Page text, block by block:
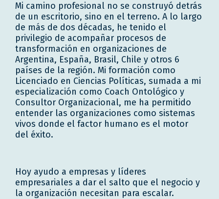
Mi camino profesional no se construyó detrás
de un escritorio, sino en el terreno. A lo largo
de más de dos décadas, he tenido el
privilegio de acompañar procesos de
transformación en organizaciones de
Argentina, España, Brasil, Chile y otros 6
países de la región. Mi formación como
Licenciado en Ciencias Políticas, sumada a mi
especialización como Coach Ontológico y
Consultor Organizacional, me ha permitido
entender las organizaciones como sistemas
vivos donde el factor humano es el motor
del éxito.
Hoy ayudo a empresas y líderes
empresariales a dar el salto que el negocio y
la organización necesitan para escalar.